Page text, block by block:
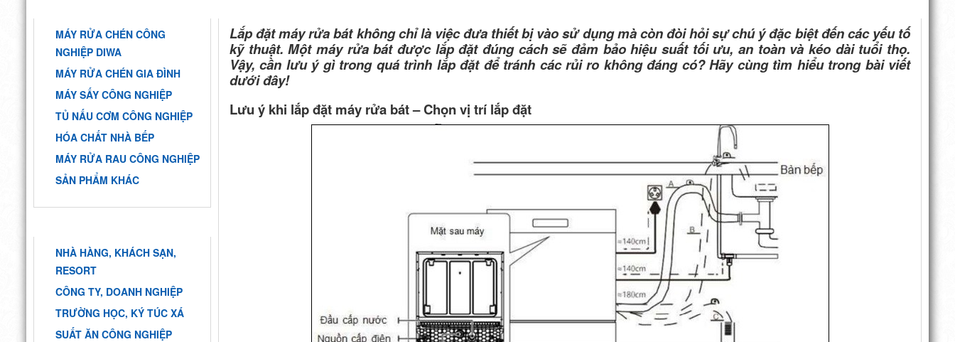
MÁY RỬA CHÉN CÔNG
NGHIỆP DIWA
MÁY RỬA CHÉN GIA ĐÌNH
MÁY SẤY CÔNG NGHIỆP
TỦ NẤU CƠM CÔNG NGHIỆP
HÓA CHẤT NHÀ BẾP
MÁY RỬA RAU CÔNG NGHIỆP
SẢN PHẨM KHÁC
NHÀ HÀNG, KHÁCH SẠN,
RESORT
CÔNG TY, DOANH NGHIỆP
TRƯỜNG HỌC, KÝ TÚC XÁ
SUẤT ĂN CÔNG NGHIỆP
Lắp đặt máy rửa bát không chỉ là việc đưa thiết bị vào sử dụng mà còn đòi hỏi sự chú ý đặc biệt đến các yếu tố
kỹ thuật. Một máy rửa bát được lắp đặt đúng cách sẽ đảm bảo hiệu suất tối ưu, an toàn và kéo dài tuổi thọ.
Vậy, cần lưu ý gì trong quá trình lắp đặt để tránh các rủi ro không đáng có? Hãy cùng tìm hiểu trong bài viết
dưới đây!
Lưu ý khi lắp đặt máy rửa bát – Chọn vị trí lắp đặt